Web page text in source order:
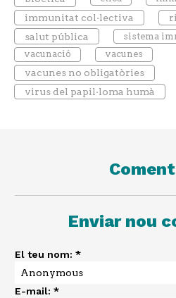
immunitat col·lectiva
salut pública
sistema
vacunació
vacunes
vacunes no obligatòries
virus del papil·loma humà
Enviar nou
El teu nom: *
E-mail: *